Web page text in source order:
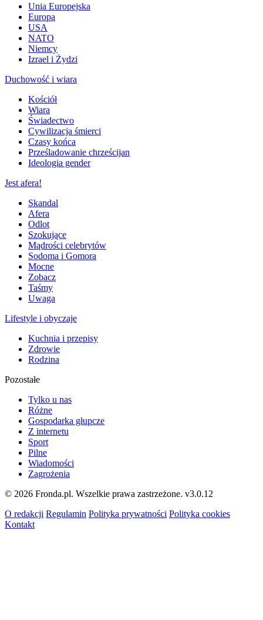
Unia Europejska
Europa
USA
NATO
Niemcy
Izrael i Żydzi
Duchowość i wiara
Kościół
Wiara
Świadectwo
Cywilizacja śmierci
Czasy końca
Prześladowanie chrześcijan
Ideologia gender
Jest afera!
Skandal
Afera
Odlot
Szokujące
Mądrości celebrytów
Sodoma i Gomora
Mocne
Zobacz
Taśmy
Uwaga
Lifestyle i obyczaje
Kuchnia i przepisy
Zdrowie
Rodzina
Pozostałe
Tylko u nas
Różne
Gospodarka głupcze
Z internetu
Sport
Pilne
Wiadomości
Zagrożenia
© 2026 Fronda.pl. Wszelkie prawa zastrzeżone. v3.0.12
O redakcji Regulamin Polityka prywatności Polityka cookies
Kontakt